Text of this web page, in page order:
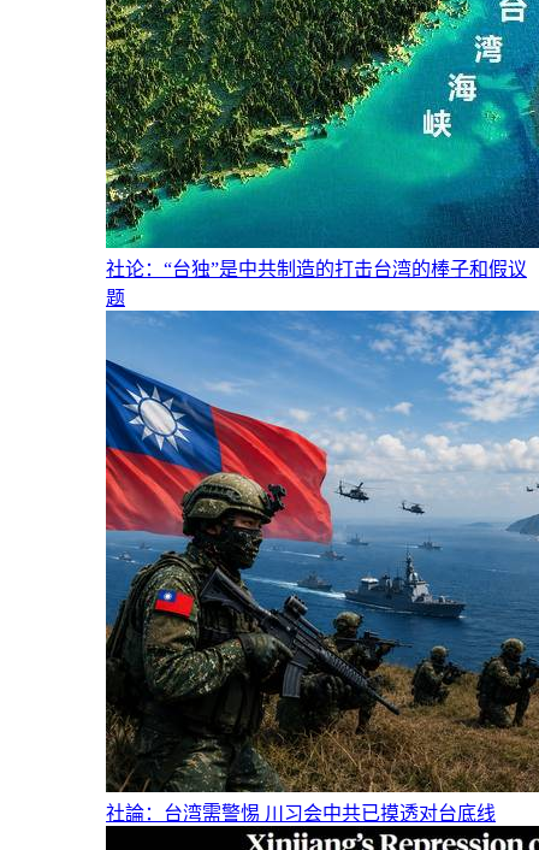
社论：“台独”是中共制造的打击台湾的棒子和假议
题
社論：台湾需警惕 川习会中共已摸透对台底线